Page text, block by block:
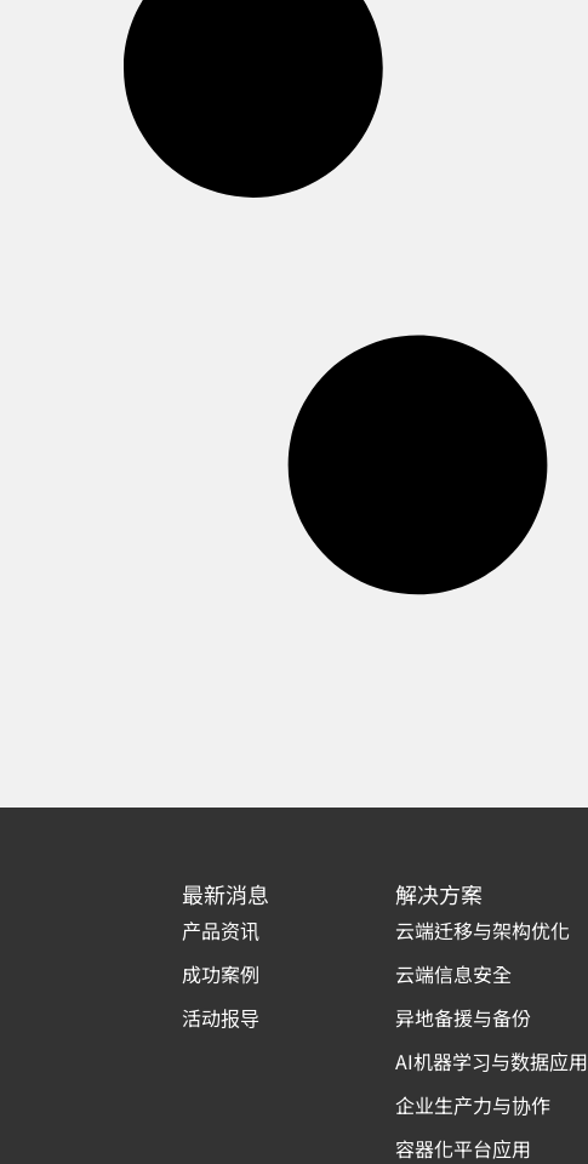
最新消息
产品资讯
成功案例
活动报导
解决方案
云端迁移与架构优化
云端信息安全
异地备援与备份
AI机器学习与数据应用
企业生产力与协作
容器化平台应用